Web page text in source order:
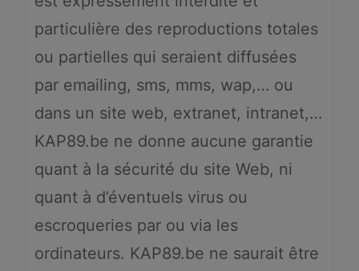
particulière des reproductions totales
ou partielles qui seraient diffusées
par emailing, sms, mms, wap,… ou
dans un site web, extranet, intranet,…
KAP89.be ne donne aucune garantie
quant à la sécurité du site Web, ni
quant à d’éventuels virus ou
escroqueries par ou via les
ordinateurs. KAP89.be ne saurait être